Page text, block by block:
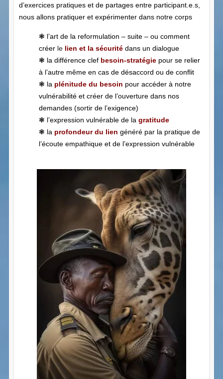
d’exercices pratiques et de partages entre participant.e.s,
nous allons pratiquer et expérimenter dans notre corps
❃ l’art de la reformulation – suite – ou comment
créer le lien et la sécurité dans un dialogue
❃ la différence clef besoin-stratégie pour se relier
à l’autre même en cas de désaccord ou de conflit
❃ la plénitude du besoin pour accéder à notre
vulnérabilité et créer de l’ouverture dans nos
demandes (sortir de l’exigence)
❃ l’expression vulnérable de la gratitude
❃ la profondeur du lien généré par la pratique de
l’écoute empathique et de l’expression vulnérable